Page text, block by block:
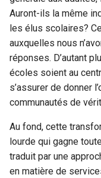
Auront-ils la même
les élus scolaires?
auxquelles nous
réponses. D’autant
écoles soient au
s’assurer de donner
communautés de
Au fond, cette
lourde qui gagne
traduit par une
en matière de